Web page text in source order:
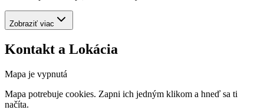
Zobraziť viac
Kontakt a Lokácia
Mapa je vypnutá
Mapa potrebuje cookies. Zapni ich jedným klikom a hneď sa ti
načíta.